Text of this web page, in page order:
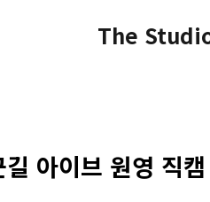
The
아이브 원영 직